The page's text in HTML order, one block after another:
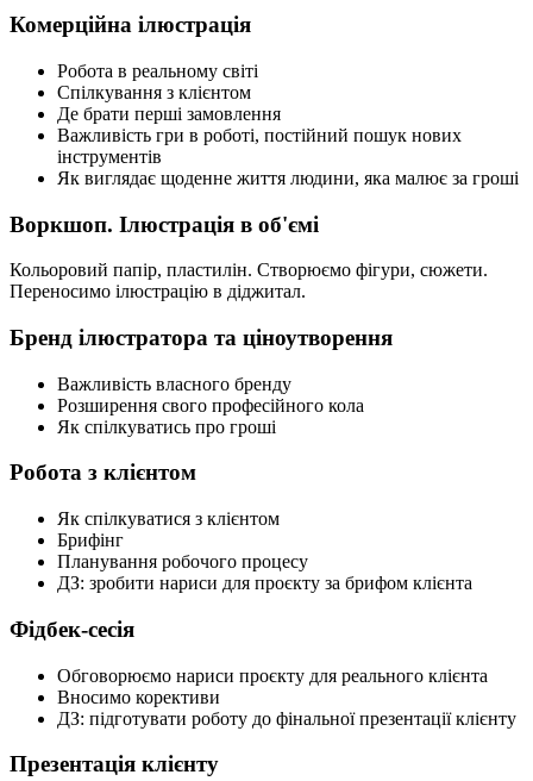
Комерційна ілюстрація
Робота в реальному світі
Спілкування з клієнтом
Де брати перші замовлення
Важливість гри в роботі, постійний пошук нових
інструментів
Як виглядає щоденне життя людини, яка малює за гроші
Воркшоп. Ілюстрація в об'ємі
Кольоровий папір, пластилін. Створюємо фігури, сюжети.
Переносимо ілюстрацію в діджитал.
Бренд ілюстратора та ціноутворення
Важливість власного бренду
Розширення свого професійного кола
Як спілкуватись про гроші
Робота з клієнтом
Як спілкуватися з клієнтом
Брифінг
Планування робочого процесу
ДЗ: зробити нариси для проєкту за брифом клієнта
Фідбек-сесія
Обговорюємо нариси проєкту для реального клієнта
Вносимо корективи
ДЗ: підготувати роботу до фінальної презентації клієнту
Презентація клієнту